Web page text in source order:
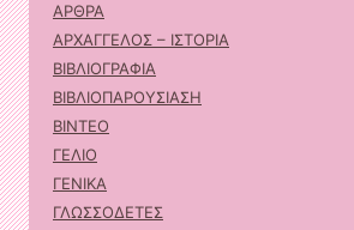
ΑΡΘΡΑ
ΑΡΧΑΓΓΕΛΟΣ – ΙΣΤΟΡΙΑ
ΒΙΒΛΙΟΓΡΑΦΙΑ
ΒΙΒΛΙΟΠΑΡΟΥΣΙΑΣΗ
ΒΙΝΤΕΟ
ΓΕΛΙΟ
ΓΕΝΙΚΑ
ΓΛΩΣΣΟΔΕΤΕΣ